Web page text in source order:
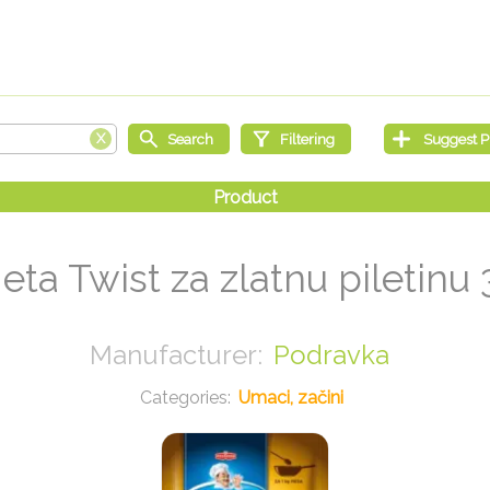
Twist za zlatnu piletinu
Podravka
Umaci, začini